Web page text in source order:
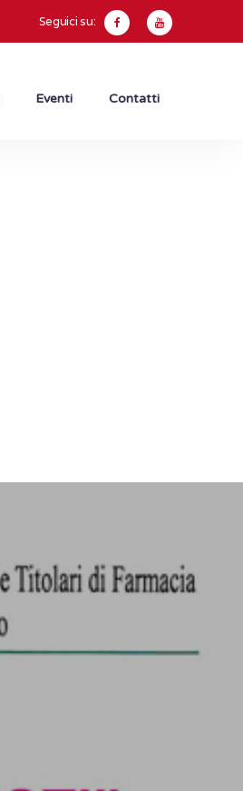
Seguici su:
Eventi Contatti